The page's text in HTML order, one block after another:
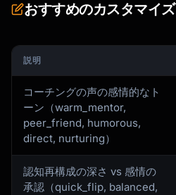
おすすめのカスタマイズ
説明
コーチングの声の感情的なト
ーン（warm_mentor,
peer_friend, humorous,
direct, nurturing）
認知再構成の深さ vs 感情の
承認（quick_flip, balanced,